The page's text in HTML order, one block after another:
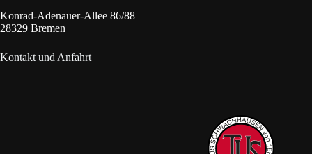
Konrad-Adenauer-Allee 86/88
28329 Bremen
Kontakt und Anfahrt